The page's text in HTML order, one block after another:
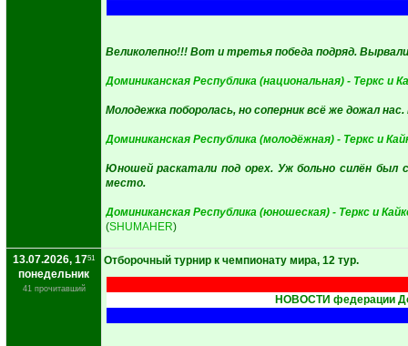
Великолепно!!! Вот и третья победа подряд.
Доминиканская Республика (национальная) - Теркс и
Молодежка поборолась, но соперник всё же дожал
Доминиканская Республика (молодёжная) - Теркс и
Юношей раскатали под орех. Уж больно силён был
место.
Доминиканская Республика (юношеская) - Теркс и
(SHUMAHER)
13.07.2026, 1751
понедельник
41 прочитавший
Отборочный турнир к чемпионату мира, 12 тур.
НОВОСТИ федерации